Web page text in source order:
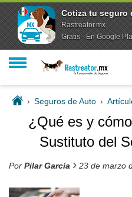
› Seguros de Auto ›
¿Qué es y
Sustituto del
Por Pilar García › 23 de marzo
Cotiza tu seguro
Rastreator.mx
Gratis - En Google